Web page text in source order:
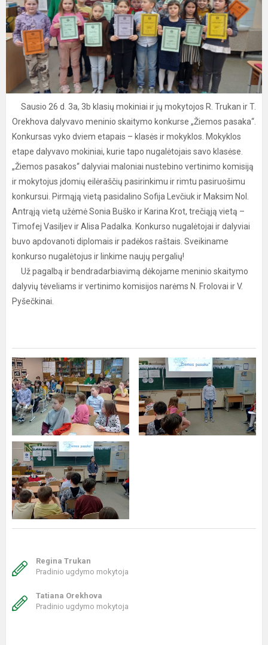
Sausio 26 d. 3a, 3b klasių mokiniai ir jų mokytojos R. Trukan ir T.
Orekhova dalyvavo meninio skaitymo konkurse „Žiemos pasaka“.
Konkursas vyko dviem etapais – klasės ir mokyklos. Mokyklos
etape dalyvavo mokiniai, kurie tapo nugalėtojais savo klasėse.
„Žiemos pasakos“ dalyviai maloniai nustebino vertinimo komisiją
ir mokytojus įdomių eilėraščių pasirinkimu ir rimtu pasiruošimu
konkursui. Pirmąją vietą pasidalino Sofija Levčiuk ir Maksim Nol.
Antrąją vietą užėmė Sonia Buško ir Karina Krot, trečiąją vietą –
Timofej Vasiljev ir Alisa Padalka. Konkurso nugalėtojai ir dalyviai
buvo apdovanoti diplomais ir padėkos raštais. Sveikiname
konkurso nugalėtojus ir linkime naujų pergalių!
Už pagalbą ir bendradarbiavimą dėkojame meninio skaitymo
dalyvių tėveliams ir vertinimo komisijos narėms N. Frolovai ir V.
Pyšečkinai.
Regina Trukan
Pradinio ugdymo mokytoja
Tatiana Orekhova
Pradinio ugdymo mokytoja